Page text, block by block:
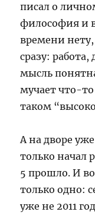
писал о
философия и
времени
сразу:
мысль
мучает что-
таком
А на дворе
только начал
5 прошло. И
только одно:
уже не 2011